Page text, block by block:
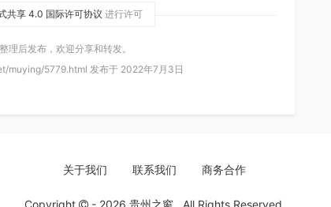
共享 4.0 国际许可协议 进行许可
理后发布，欢迎分享和转发。
muying/5779.html 发布于 2022年7月3日
关于我们 联系我们 商务合作
Copyright - 2026 贵州之窗 . All Rights Reserved.